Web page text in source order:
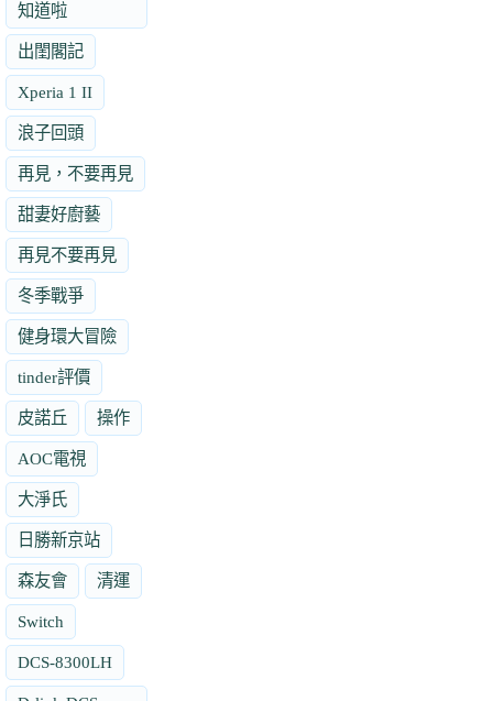
知道啦
出閨閣記
Xperia 1 II
浪子回頭
再見，不要再見
甜妻好廚藝
再見不要再見
冬季戰爭
健身環大冒險
tinder評價
皮諾丘 操作
AOC電視
大淨氏
日勝新京站
森友會 清運
Switch
DCS-8300LH